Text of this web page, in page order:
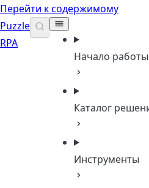
Перейти к содержимому
Puzzle
RPA
Начало работы
Каталог
Инструменты